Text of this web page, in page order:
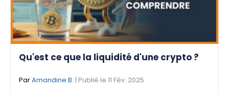
Qu'est ce que la liquidité d'une crypto ?
ParAmandine B. | Publié le 11 Fév. 2025